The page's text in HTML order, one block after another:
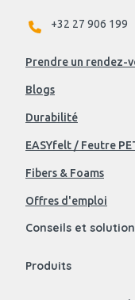
+32 27 906 199
Prendre un rendez-
Blogs
Durabilité
EASYfelt / Feutre
Fibers & Foams
Offres d'emploi
Conseils et
Produits